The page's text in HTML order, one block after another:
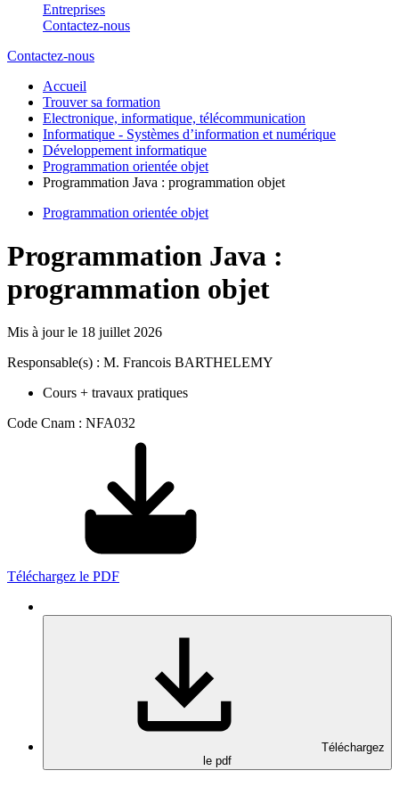
Entreprises
Contactez-nous
Contactez-nous
Accueil
Trouver sa formation
Electronique, informatique, télécommunication
Informatique - Systèmes d’information et numérique
Développement informatique
Programmation orientée objet
Programmation Java : programmation objet
Programmation orientée objet
Programmation Java :
programmation objet
Mis à jour le 18 juillet 2026
Responsable(s) : M. Francois BARTHELEMY
Cours + travaux pratiques
Code Cnam : NFA032
Téléchargez le PDF
Téléchargez
le pdf